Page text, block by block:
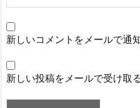
新しいコメントをメールで通
新しい投稿をメールで受け取